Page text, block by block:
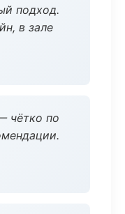
подход.
в зале
чётко по